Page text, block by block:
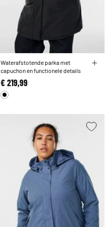
Waterafstotende parka met
capuchon en functionele details
€ 219,99